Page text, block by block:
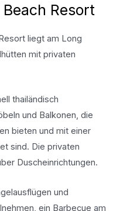
Resort
liegt am Long
mit privaten
thailändisch
und Balkonen, die
bieten und mit einer
sind. Die privaten
Duscheinrichtungen.
und
ein Barbecue am